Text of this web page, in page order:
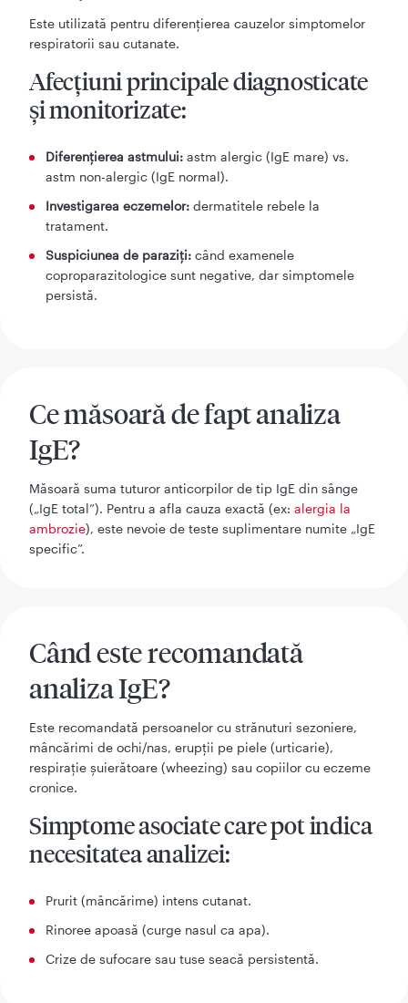
Este utilizată pentru diferențierea cauzelor simptomelor
respiratorii sau cutanate.
Afecțiuni principale diagnosticate
și monitorizate:
Diferențierea astmului: astm alergic (IgE mare) vs.
astm non-alergic (IgE normal).
Investigarea eczemelor: dermatitele rebele la
tratament.
Suspiciunea de paraziți:când examenele
coproparazitologice sunt negative, dar simptomele
persistă.
Ce măsoară de fapt analiza
IgE?
Măsoară suma tuturor anticorpilor de tip IgE din sânge
(„IgE total”). Pentru a afla cauza exactă (ex: alergia la
ambrozie), este nevoie de teste suplimentare numite „IgE
specific”.
Când este recomandată
analiza IgE?
Este recomandată persoanelor cu strănuturi sezoniere,
mâncărimi de ochi/nas, erupții pe piele (urticarie),
respirație șuierătoare (wheezing) sau copiilor cu eczeme
cronice.
Simptome asociate care pot indica
necesitatea analizei:
Prurit (mâncărime) intens cutanat.
Rinoree apoasă (curge nasul ca apa).
Crize de sufocare sau tuse seacă persistentă.